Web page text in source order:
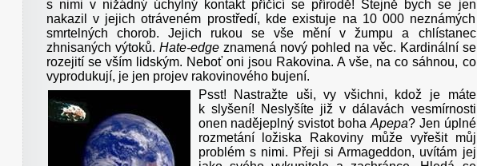
s nimi v nižádný úchylný kontakt příčící se přírodě! Stejně bych se jen
nakazil v jejich otráveném prostředí, kde existuje na 10 000 neznámých
smrtelných chorob. Jejich rukou se vše mění v žumpu a chlístanec
zhnisaných výtoků. Hate-edge znamená nový pohled na věc. Kardinální se
rozejití se vším lidským. Neboť oni jsou Rakovina. A vše, na co sáhnou, co
vyprodukují, je jen projev rakovinového bujení.
Psst! Nastražte uši, vy všichni, kdož je máte
k slyšení! Neslyšíte již v dálavách vesmírnosti
onen nadějeplný svistot boha Apepa? Jen úplné
rozmetání ložiska Rakoviny může vyřešit můj
problém s nimi. Přeji si Armageddon, uvítám jej